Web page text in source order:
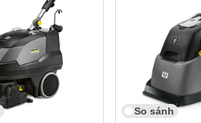
So sánh